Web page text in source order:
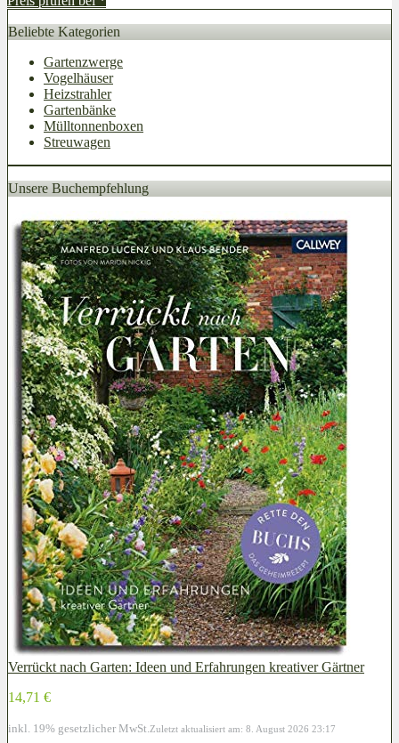
Beliebte Kategorien
Gartenzwerge
Vogelhäuser
Heizstrahler
Gartenbänke
Mülltonnenboxen
Streuwagen
Unsere Buchempfehlung
Verrückt nach Garten: Ideen und Erfahrungen kreativer Gärtner
14,71 €
inkl. 19% gesetzlicher MwSt. Zuletzt aktualisiert am: 8. August 2026 23:17